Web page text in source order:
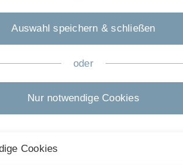
Auswahl speichern & schließen
oder
Nur notwendige Cookies
Cookies